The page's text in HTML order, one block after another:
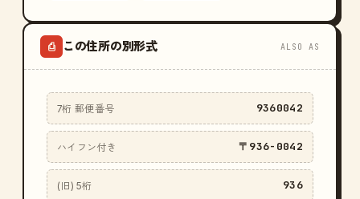
⎙ この住所の別形式 ALSO AS
7桁 郵便番号 9360042
ハイフン付き 〒936-0042
(旧) 5桁 936